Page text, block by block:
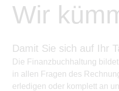
Wir
Damit Sie sich auf Ihr
Die Finanzbuchhaltung
in allen Fragen des
erledigen oder komplett an